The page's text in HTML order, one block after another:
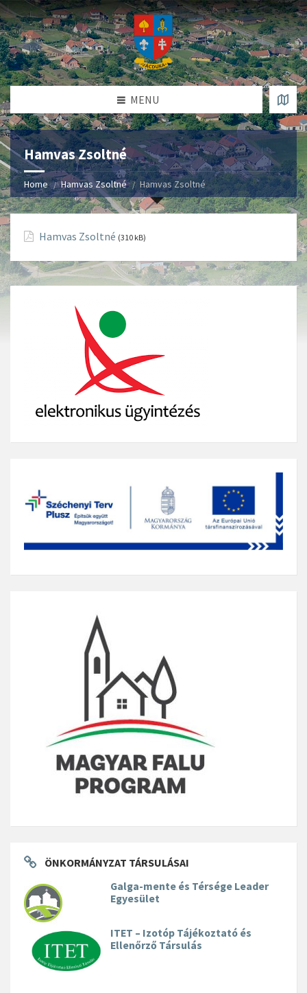
MENU
Hamvas Zsoltné
Home Hamvas Zsoltné Hamvas Zsoltné
Hamvas Zsoltné (310 kB)
ÖNKORMÁNYZAT TÁRSULÁSAI
Galga-mente és Térsége Leader
Egyesület
ITET – Izotóp Tájékoztató és
Ellenőrző Társulás